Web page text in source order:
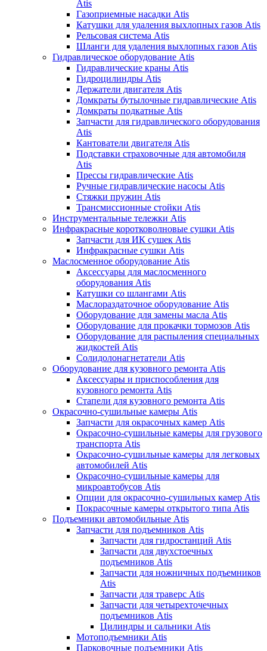
Atis
Газоприемные насадки Atis
Катушки для удаления выхлопных газов Atis
Рельсовая система Atis
Шланги для удаления выхлопных газов Atis
Гидравлическое оборудование Atis
Гидравлические краны Atis
Гидроцилиндры Atis
Держатели двигателя Atis
Домкраты бутылочные гидравлические Atis
Домкраты подкатные Atis
Запчасти для гидравлического оборудования
Atis
Кантователи двигателя Atis
Подставки страховочные для автомобиля
Atis
Прессы гидравлические Atis
Ручные гидравлические насосы Atis
Стяжки пружин Atis
Трансмиссионные стойки Atis
Инструментальные тележки Atis
Инфракрасные коротковолновые сушки Atis
Запчасти для ИК сушек Atis
Инфракрасные сушки Atis
Маслосменное оборудование Atis
Аксессуары для маслосменного
оборудования Atis
Катушки со шлангами Atis
Маслораздаточное оборудование Atis
Оборудование для замены масла Atis
Оборудование для прокачки тормозов Atis
Оборудование для распыления специальных
жидкостей Atis
Солидолонагнетатели Atis
Оборудование для кузовного ремонта Atis
Аксессуары и приспособления для
кузовного ремонта Atis
Стапели для кузовного ремонта Atis
Окрасочно-сушильные камеры Atis
Запчасти для окрасочных камер Atis
Окрасочно-сушильные камеры для грузового
транспорта Atis
Окрасочно-сушильные камеры для легковых
автомобилей Atis
Окрасочно-сушильные камеры для
микроавтобусов Atis
Опции для окрасочно-сушильных камер Atis
Покрасочные камеры открытого типа Atis
Подъемники автомобильные Atis
Запчасти для подъемников Atis
Запчасти для гидростанций Atis
Запчасти для двухстоечных
подъемников Atis
Запчасти для ножничных подъемников
Atis
Запчасти для траверс Atis
Запчасти для четырехточечных
подъемников Atis
Цилиндры и сальники Atis
Мотоподъемники Atis
Парковочные подъемники Atis